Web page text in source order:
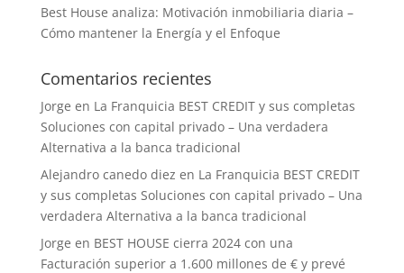
Best House analiza: Motivación inmobiliaria diaria –
Cómo mantener la Energía y el Enfoque
Comentarios recientes
Jorge en La Franquicia BEST CREDIT y sus completas
Soluciones con capital privado – Una verdadera
Alternativa a la banca tradicional
Alejandro canedo diez en La Franquicia BEST CREDIT
y sus completas Soluciones con capital privado – Una
verdadera Alternativa a la banca tradicional
Jorge en BEST HOUSE cierra 2024 con una
Facturación superior a 1.600 millones de € y prevé